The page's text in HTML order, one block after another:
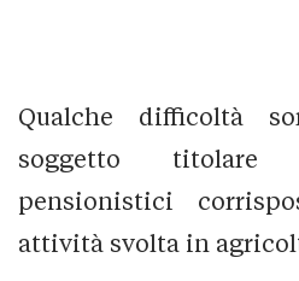
Qualche difficoltà
soggetto
pensionistici
attività svolta in